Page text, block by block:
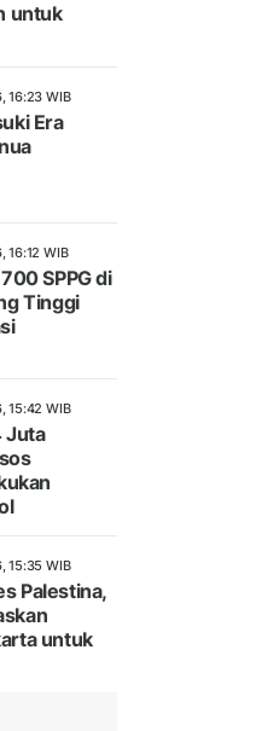
untuk
16:23 WIB
Era
16:12 WIB
SPPG di
Tinggi
15:42 WIB
Juta
15:35 WIB
Palestina,
untuk